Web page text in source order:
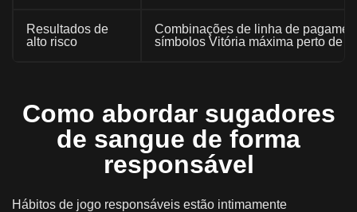
Resultados de
alto risco
Combinações de linha de
símbolos Vitória máxima perto de
Como abordar sugadores
de sangue de forma
responsável
Hábitos de jogo responsáveis estão intimamente